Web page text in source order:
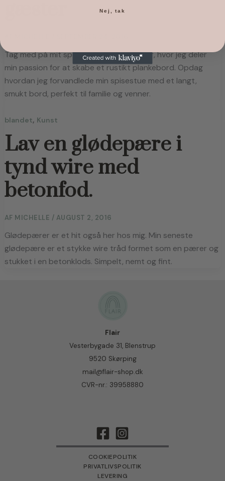
Tag med på mit spændende DIY-eventyr, hvor jeg deler
min passion for at skabe et rustikt plankebord. Opdag
hvordan jeg forvandlede min spisestue med et langt,
smukt bord, perfekt til familie og venner.
blandet, Kunst
Lav en glødepære i
tynd wire med
betonfod.
AF MICHELLE / AUGUST 2, 2016
Glødepærer er et hit også her hos mig. Min seneste
glødepære er et stykke wire tråd formet som en pærer og
stukket i en betonklods. Simpelt, nemt og fint.
Flair
Vesterbygade 31, Blenstrup
9520 Skørping
mail@flair-shop.dk
CVR-nr.: 39958880
COOKIEPOLITIK
PRIVATLIVSPOLITIK
LEVERING
Nej, tak